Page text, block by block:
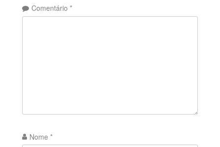
Comentário *
Nome *